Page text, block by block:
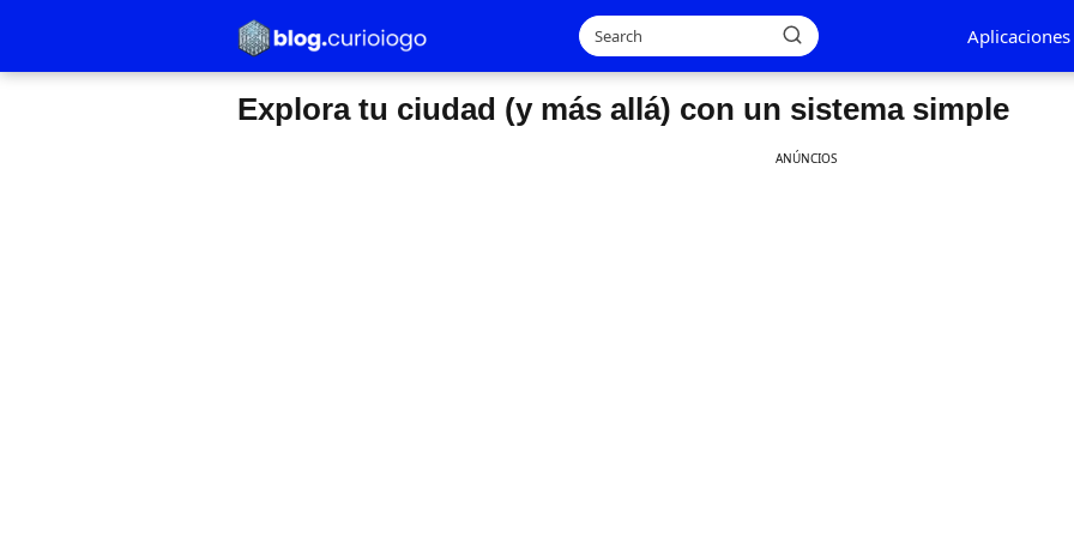
Aplicaciones
Explora tu ciudad (y más allá) con un sistema simple
ANÚNCIOS